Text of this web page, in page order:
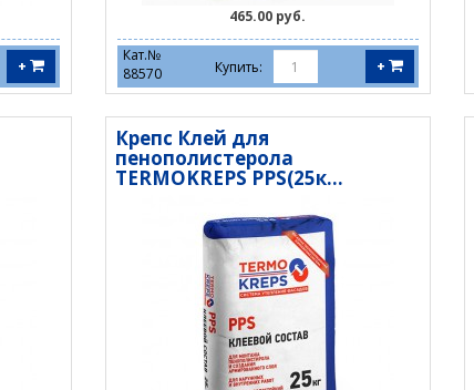
+
465.00 руб.
Кат.№
88570
Купить: +
Крепс Клей для
пенополистерола
TERMOKREPS PPS(25к...